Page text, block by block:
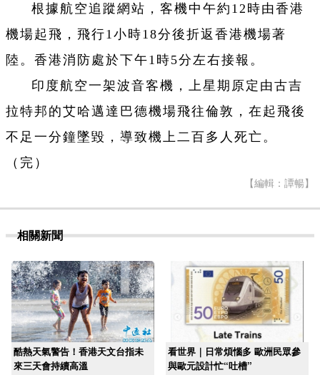
根據航空追蹤網站，客機中午約12時由香港
機場起飛，飛行1小時18分後折返香港機場著
陸。香港消防處於下午1時5分左右接報。
印度航空一架波音客機，上星期原定由古吉
拉特邦的艾哈邁達巴德機場飛往倫敦，在起飛後
不足一分鐘墜毀，導致機上二百多人死亡。
（完）
【編輯：譚暢】
相關新聞
酷熱天氣警告！香港天文台指未
來三天會持續高溫
看世界｜日常煩惱多 歐洲民眾參
與歐元設計忙“吐槽”